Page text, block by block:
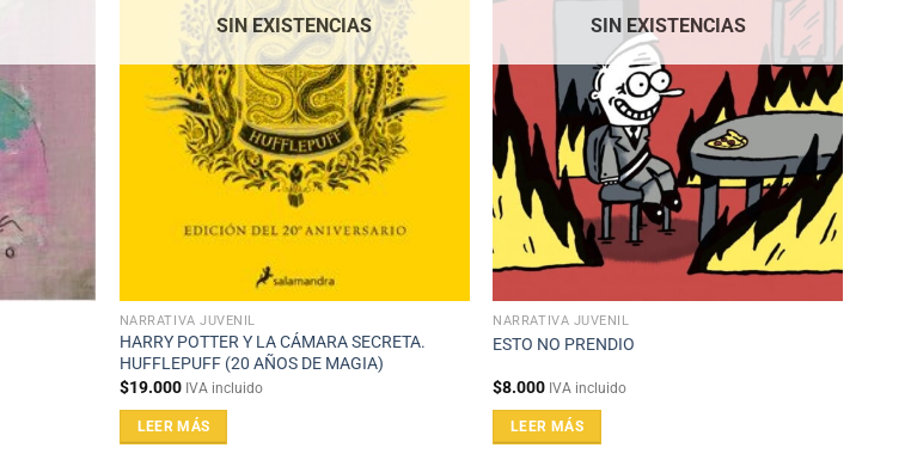
SIN EXISTENCIAS
NARRATIVA JUVENIL
HARRY POTTER Y LA CÁMARA SECRETA.
HUFFLEPUFF (20 AÑOS DE MAGIA)
$19.000 IVA incluido
LEER MÁS
SIN EXISTENCIAS
NARRATIVA JUVENIL
ESTO NO PRENDIO
$8.000 IVA incluido
LEER MÁS